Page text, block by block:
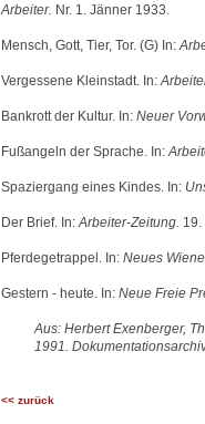
Arbeiter. Nr. 1. Jänner 1933.
Mensch, Gott, Tier, Tor. (G) In:
Vergessene Kleinstadt. In:
Bankrott der Kultur. In: Neuer
Fußangeln der Sprache. In:
Spaziergang eines Kindes. In:
Der Brief. In:Arbeiter-Zeitung.
Pferdegetrappel. In: Neues
Gestern - heute. In: Neue Freie
Aus: Herbert Exenberger,
1991.
<< zurück